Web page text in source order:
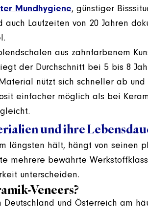
Mundhygiene, günstiger
auch Laufzeiten von 20 Jahren
aus zahnfarbenem
der Durchschnitt bei 5 bis 8
nützt sich schneller ab
einfacher möglich als bei
und ihre
längsten hält, hängt von seinen
mehrere bewährte
unterscheiden.
Veneers?
Deutschland und Österreich am